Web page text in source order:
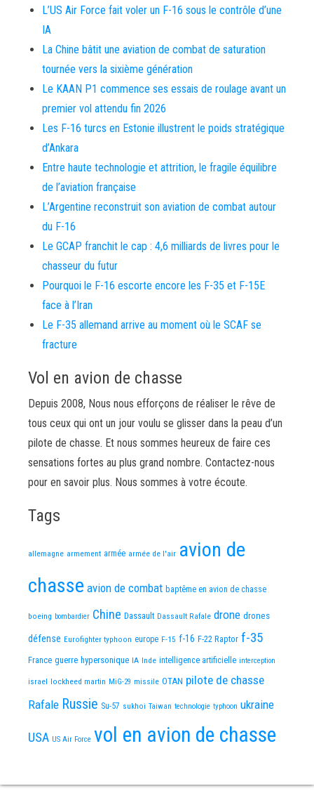
L’US Air Force fait voler un F-16 sous le contrôle d’une
IA
La Chine bâtit une aviation de combat de saturation
tournée vers la sixième génération
Le KAAN P1 commence ses essais de roulage avant un
premier vol attendu fin 2026
Les F-16 turcs en Estonie illustrent le poids stratégique
d’Ankara
Entre haute technologie et attrition, le fragile équilibre
de l’aviation française
L’Argentine reconstruit son aviation de combat autour
du F-16
Le GCAP franchit le cap : 4,6 milliards de livres pour le
chasseur du futur
Pourquoi le F-16 escorte encore les F-35 et F-15E
face à l’Iran
Le F-35 allemand arrive au moment où le SCAF se
fracture
Vol en avion de chasse
Depuis 2008, Nous nous efforçons de réaliser le rêve de
tous ceux qui ont un jour voulu se glisser dans la peau d’un
pilote de chasse. Et nous sommes heureux de faire ces
sensations fortes au plus grand nombre. Contactez-nous
pour en savoir plus. Nous sommes à votre écoute.
Tags
allemagne armement armée armée de l'air avion de
chasse avion de combat baptême en avion de chasse
boeing bombardier Chine Dassault Dassault Rafale drone drones
défense Eurofighter typhoon europe F-15 f-16 F-22 Raptor f-35
France guerre hypersonique IA Inde intelligence artificielle interception
israel lockheed martin MiG-29 missile OTAN pilote de chasse
Rafale Russie Su-57 sukhoi Taiwan technologie typhoon ukraine
USA US Air Force vol en avion de chasse